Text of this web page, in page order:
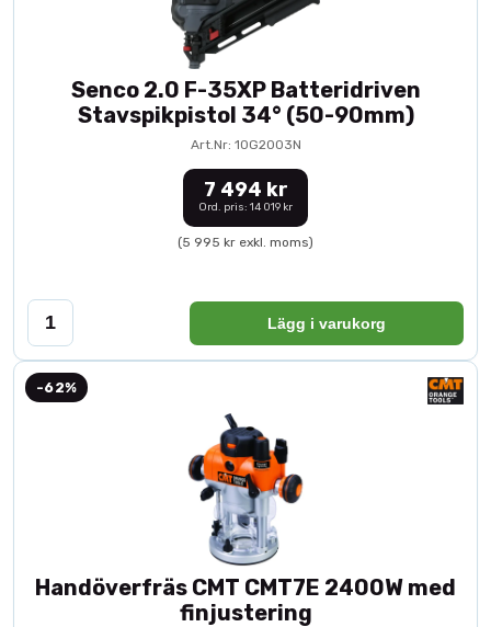
Senco 2.0 F-35XP Batteridriven
Stavspikpistol 34° (50-90mm)
Art.Nr: 10G2003N
7 494 kr
Ord. pris: 14 019 kr
(5 995 kr exkl. moms)
Lägg i varukorg
-62%
Handöverfräs CMT CMT7E 2400W med
finjustering